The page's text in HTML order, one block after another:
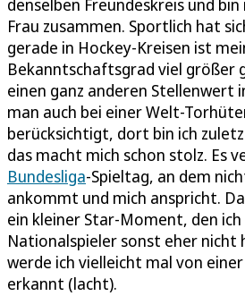
denselben Freundeskreis und
Frau zusammen. Sportlich hat
gerade in Hockey-Kreisen ist
Bekanntschaftsgrad viel größer
einen ganz anderen Stellenwert
man auch bei einer Welt-
berücksichtigt, dort bin ich
das macht mich schon stolz. Es
Bundesliga-Spieltag, an dem
ankommt und mich anspricht.
ein kleiner Star-Moment, den ich
Nationalspieler sonst eher nicht
werde ich vielleicht mal von
erkannt (lacht).